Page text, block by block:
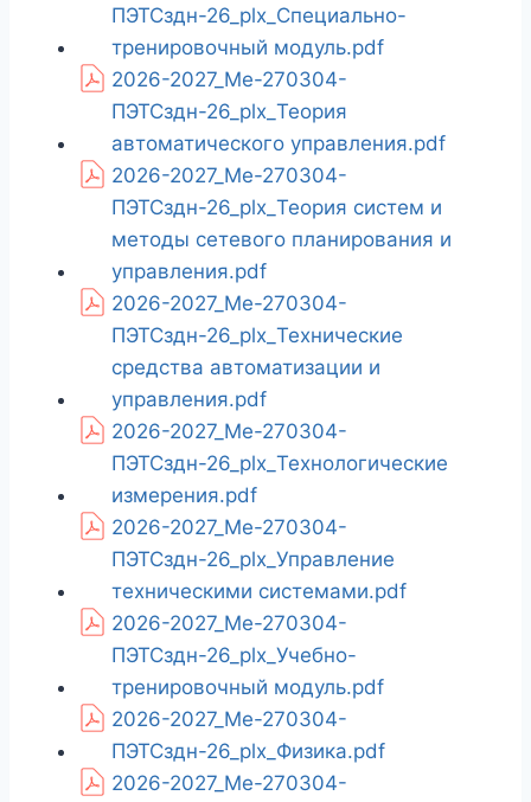
ПЭТСздн-26_plx_Специально-
тренировочный модуль.pdf
2026-2027_Ме-270304-
ПЭТСздн-26_plx_Теория
автоматического управления.pdf
2026-2027_Ме-270304-
ПЭТСздн-26_plx_Теория систем и
методы сетевого планирования и
управления.pdf
2026-2027_Ме-270304-
ПЭТСздн-26_plx_Технические
средства автоматизации и
управления.pdf
2026-2027_Ме-270304-
ПЭТСздн-26_plx_Технологические
измерения.pdf
2026-2027_Ме-270304-
ПЭТСздн-26_plx_Управление
техническими системами.pdf
2026-2027_Ме-270304-
ПЭТСздн-26_plx_Учебно-
тренировочный модуль.pdf
2026-2027_Ме-270304-
ПЭТСздн-26_plx_Физика.pdf
2026-2027_Ме-270304-